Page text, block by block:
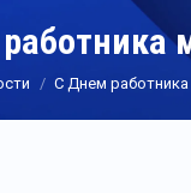
С Днем